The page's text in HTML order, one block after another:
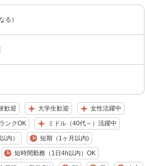
る）
歓迎 大学生歓迎 女性活躍中
ンクOK ミドル（40代～）活躍中
内） 短期（1ヶ月以内)
短時間勤務（1日4h以内）OK